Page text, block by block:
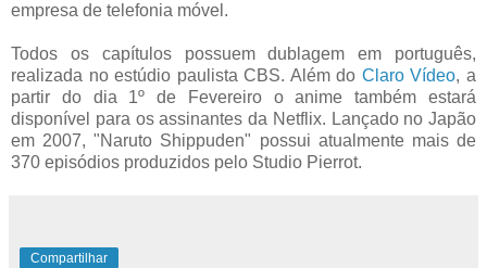
empresa de telefonia móvel.
Todos os capítulos possuem dublagem em português,
realizada no estúdio paulista CBS. Além do Claro Vídeo, a
partir do dia 1º de Fevereiro o anime também estará
disponível para os assinantes da Netflix. Lançado no Japão
em 2007, "Naruto Shippuden" possui atualmente mais de
370 episódios produzidos pelo Studio Pierrot.
Compartilhar